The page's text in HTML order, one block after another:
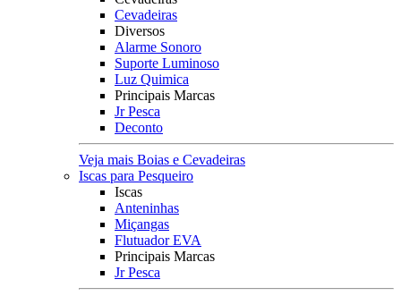
Cevadeiras
Diversos
Alarme Sonoro
Suporte Luminoso
Luz Quimica
Principais Marcas
Jr Pesca
Deconto
Veja mais Boias e Cevadeiras
Iscas para Pesqueiro
Iscas
Anteninhas
Miçangas
Flutuador EVA
Principais Marcas
Jr Pesca